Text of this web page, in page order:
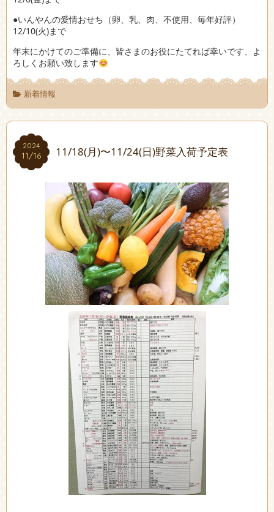
●いんやんの愛情おせち（卵、乳、肉、不使用、毎年好評）
12/10(火)まで
年末にかけてのご準備に、皆さまのお役にたてれば幸いです、よ
ろしくお願い致します
新着情報
2024
11/16
2024
11/16 11/18(月)〜11/24(日)野菜入荷予定表